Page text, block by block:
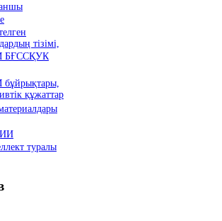
тізімі,
БҒССҚУК
құжаттар
туралы